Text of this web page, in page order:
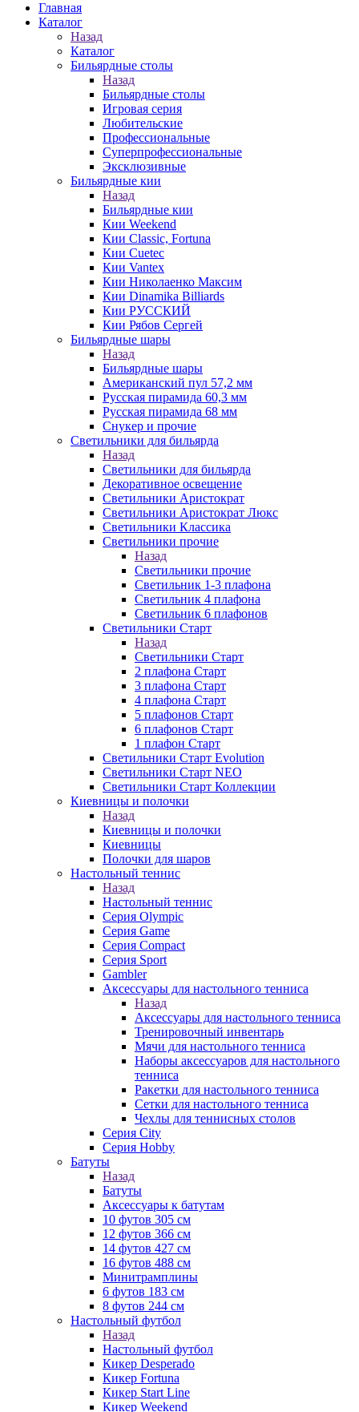
Главная
Каталог
Назад
Каталог
Бильярдные столы
Назад
Бильярдные столы
Игровая серия
Любительские
Профессиональные
Суперпрофессиональные
Эксклюзивные
Бильярдные кии
Назад
Бильярдные кии
Кии Weekend
Кии Classic, Fortuna
Кии Cuetec
Кии Vantex
Кии Николаенко Максим
Кии Dinamika Billiards
Кии РУССКИЙ
Кии Рябов Сергей
Бильярдные шары
Назад
Бильярдные шары
Американский пул 57,2 мм
Русская пирамида 60,3 мм
Русская пирамида 68 мм
Снукер и прочие
Светильники для бильярда
Назад
Светильники для бильярда
Декоративное освещение
Светильники Аристократ
Светильники Аристократ Люкс
Светильники Классика
Светильники прочие
Назад
Светильники прочие
Светильник 1-3 плафона
Светильник 4 плафона
Светильник 6 плафонов
Светильники Старт
Назад
Светильники Старт
2 плафона Старт
3 плафона Старт
4 плафона Старт
5 плафонов Старт
6 плафонов Старт
1 плафон Старт
Светильники Старт Evolution
Светильники Старт NEO
Светильники Старт Коллекции
Киевницы и полочки
Назад
Киевницы и полочки
Киевницы
Полочки для шаров
Настольный теннис
Назад
Настольный теннис
Серия Olympic
Серия Game
Серия Compact
Серия Sport
Gambler
Аксессуары для настольного тенниса
Назад
Аксессуары для настольного тенниса
Тренировочный инвентарь
Мячи для настольного тенниса
Наборы аксессуаров для настольного
тенниса
Ракетки для настольного тенниса
Сетки для настольного тенниса
Чехлы для теннисных столов
Серия City
Серия Hobby
Батуты
Назад
Батуты
Аксессуары к батутам
10 футов 305 см
12 футов 366 см
14 футов 427 см
16 футов 488 см
Минитрамплины
6 футов 183 см
8 футов 244 см
Настольный футбол
Назад
Настольный футбол
Кикер Desperado
Кикер Fortuna
Кикер Start Line
Кикер Weekend